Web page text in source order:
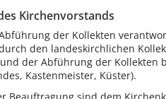
Kirchenvorstands
der Kollekten
den landeskirchlichen
der Abführung der Kollekten
Kastenmeister, Küster).